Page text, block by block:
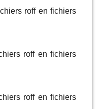
roff en fichiers
roff en fichiers
roff en fichiers